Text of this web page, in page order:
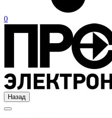
0
Назад